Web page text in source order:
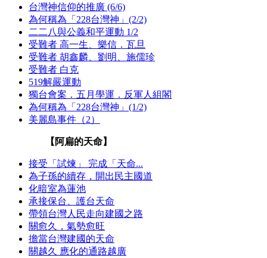
台灣神信仰的推廣 (6/6)
為何稱為「228台灣神」(2/2)
二二八與公義和平運動 1/2
受難者 高一生、樂信．瓦旦
受難者 胡鑫麟、劉明、施儒珍
受難者 白克
519解嚴運動
獨台會案．五月學運．反軍人組閣
為何稱為「228台灣神」(1/2)
美麗島事件（2）
【阿扁的天命】
接受「試煉」 完成「天命...
為子孫的續存，開出民主國道
化暗室為蓮池
承接保台、護台天命
帶領台灣人民走向建國之路
關愈久，氣勢愈旺
擔當台灣建國的天命
關越久 應化的通路越廣